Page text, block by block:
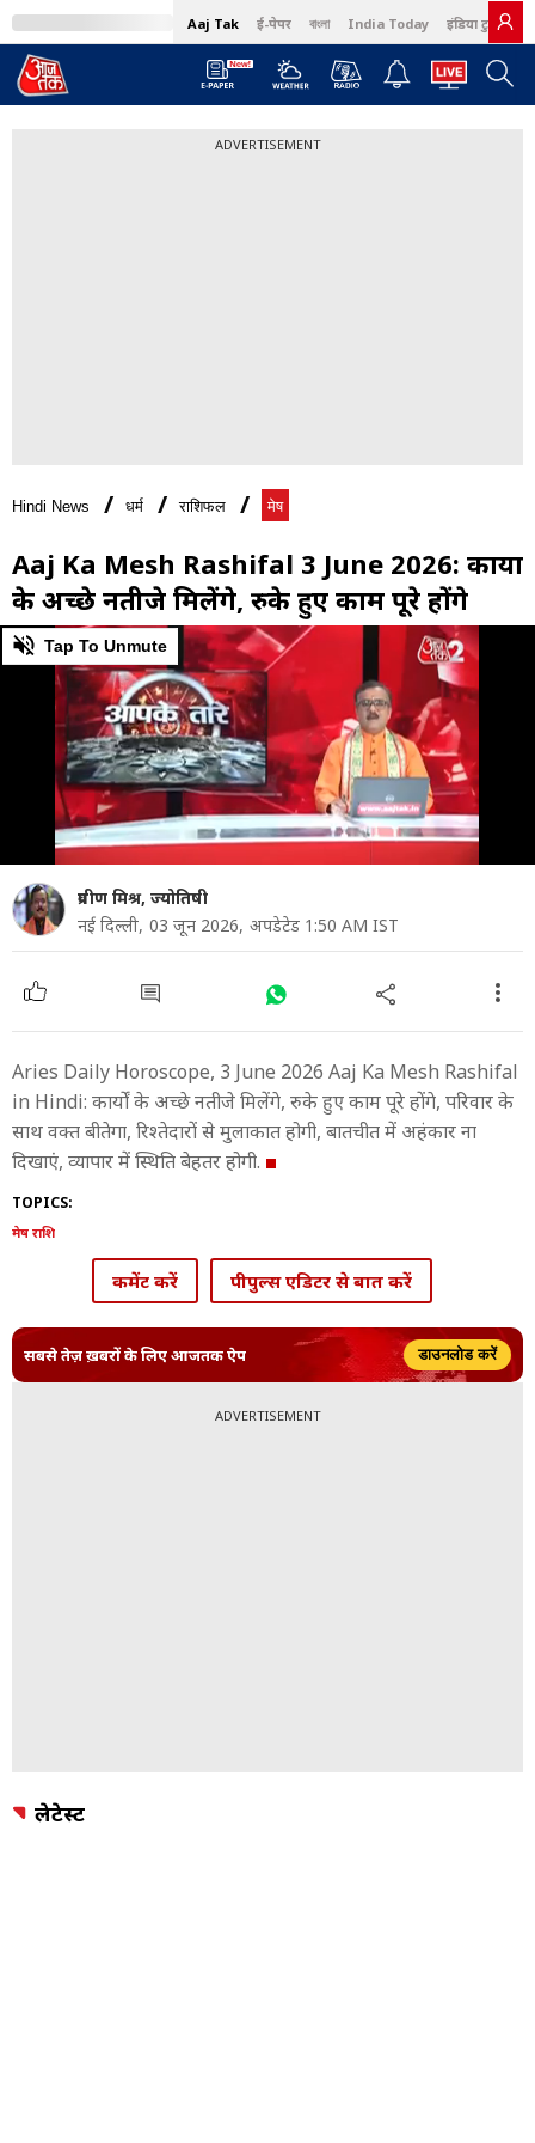
Aaj Tak ई-पेपर বাংলা India Today इंडिया टुडे हिंदी
ADVERTISEMENT
Hindi News धर्म राशिफल मेष
Aaj Ka Mesh Rashifal 3 June 2026: कार्यों
के अच्छे नतीजे मिलेंगे, रुके हुए काम पूरे होंगे
0
of
46
seconds
Tap To Unmute
प्रवीण मिश्र, ज्योतिषी
नई दिल्ली, 03 जून 2026, अपडेटेड 1:50 AM IST
Aries Daily Horoscope, 3 June 2026 Aaj Ka Mesh Rashifal
in Hindi: कार्यों के अच्छे नतीजे मिलेंगे, रुके हुए काम पूरे होंगे, परिवार के
साथ वक्त बीतेगा, रिश्तेदारों से मुलाकात होगी, बातचीत में अहंकार ना
दिखाएं, व्यापार में स्थिति बेहतर होगी.
TOPICS:
मेष राशि
कमेंट करें पीपुल्स एडिटर से बात करें
सबसे तेज़ ख़बरों के लिए आजतक ऐप डाउनलोड करें
ADVERTISEMENT
लेटेस्ट